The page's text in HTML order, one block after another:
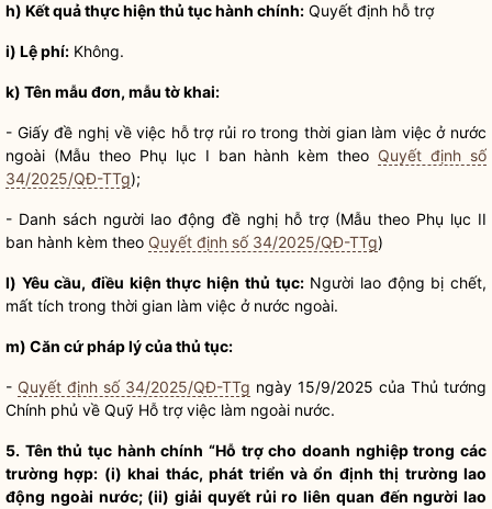
h) Kết quả thực hiện thủ tục hành chính: Quyết định hỗ trợ
i) Lệ phí: Không.
k) Tên mẫu đơn, mẫu tờ khai:
- Giấy đề nghị về việc hỗ trợ rủi ro trong thời gian làm việc ở nước
ngoài (Mẫu theo Phụ lục I ban hành kèm theo Quyết định số
34/2025/QĐ-TTg);
- Danh sách người lao động đề nghị hỗ trợ (Mẫu theo Phụ lục II
ban hành kèm theo Quyết định số 34/2025/QĐ-TTg)
l) Yêu cầu, điều kiện thực hiện thủ tục:Người lao động bị chết,
mất tích trong thời gian làm việc ở nước ngoài.
m) Căn cứ pháp lý của thủ tục:
- Quyết định số 34/2025/QĐ-TTg ngày 15/9/2025 của Thủ tướng
Chính phủ về Quỹ Hỗ trợ việc làm ngoài nước.
5. Tênthủ tục hành chính “Hỗ trợ cho doanh nghiệp trong các
trường hợp: (i) khai thác, phát triển và ổn định thị trường lao
động ngoài nước; (ii) giải quyết rủi ro liên quan đến người lao